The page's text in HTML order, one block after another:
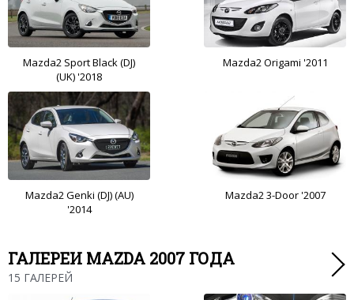
Mazda2 Sport Black (DJ)
(UK) '2018
Mazda2 Origami '2011
Mazda2 Genki (DJ) (AU)
'2014
Mazda2 3-Door '2007
ГАЛЕРЕИ MAZDA 2007 ГОДА
15 ГАЛЕРЕЙ